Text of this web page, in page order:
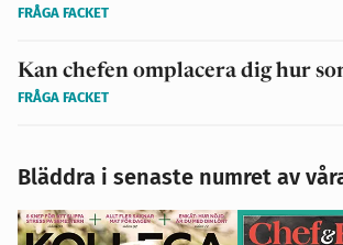
FRÅGA FACKET
Kan chefen omplacera dig hur
FRÅGA FACKET
Bläddra i senaste numret av